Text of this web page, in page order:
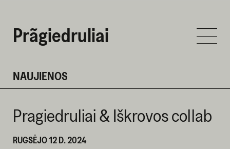
Prãgiedruliai
NAUJIENOS
Pragiedruliai & Iškrovos collab
RUGSĖJO 12 D. 2024